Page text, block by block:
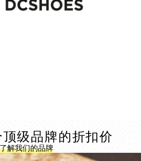
级品牌的折扣价
解我们的品牌